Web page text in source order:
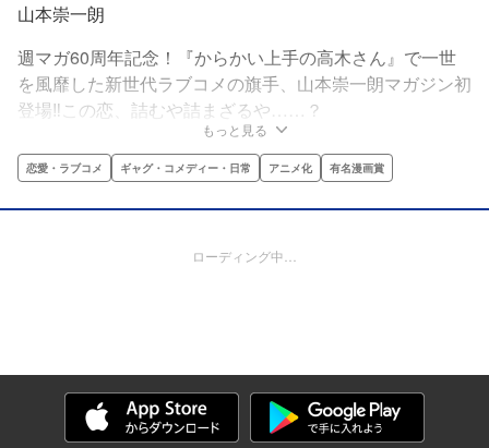
山本崇一朗
週マガ60周年記念！『からかい上手の高木さん』で一世
を風靡した新世代ラブコメの旗手、山本崇一朗マガジン初
登場‼この恋、詰むや詰まざるや……？
もっと見る
恋愛・ラブコメ ギャグ・コメディー・日常 アニメ化 有名漫画賞
ローディング中…